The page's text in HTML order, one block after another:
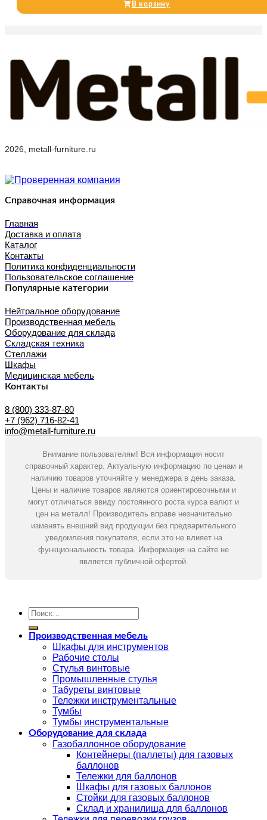
В корзину
2026, metall-furniture.ru
Справочная информация
Главная
Доставка и оплата
Каталог
Контакты
Политика конфиденциальности
Пользовательское соглашение
Популярные категории
Нейтральное оборудование
Производственная мебель
Оборудование для склада
Складская техника
Стеллажи
Шкафы
Медицинская мебель
Контакты
8 (800) 333-87-80
+7 (962) 716-82-41
info@metall-furniture.ru
Внимание пользователям! Вся информация носит
справочный характер. Актуальную информацию по ценам и
наличию товаров уточняйте у менеджера в день заказа.
Цены и наличие товаров являются ориентировочными и
могут отличаться ввиду постоянного роста курса валют и
цен на металл! Производитель вправе незначительно
изменять внешний вид продукции без предварительного
уведомления покупателя, если это не влияет на
функциональность товара. Информация на сайте не
является публичной офертой.
Искать:
Производственная мебель
Шкафы для инструментов
Рабочие столы
Стулья винтовые
Промышленные стулья
Табуреты винтовые
Тележки инструментальные
Тумбы
Тумбы инструментальные
Оборудование для склада
Газобаллонное оборудование
Контейнеры (паллеты) для газовых
баллонов
Тележки для баллонов
Шкафы для газовых баллонов
Стойки для газовых баллонов
Склад и хранилища для баллонов